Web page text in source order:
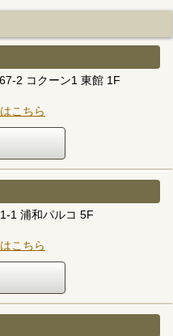
2 コクーン1 東館 1F
こちら
1 浦和パルコ 5F
こちら